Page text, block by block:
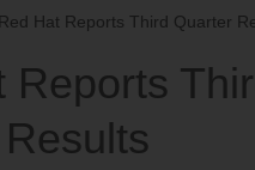
Red Hat Reports Third Quarter
Reports